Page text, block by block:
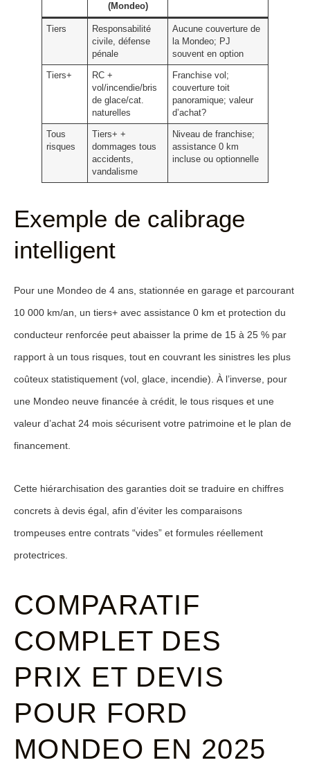
(Mondeo)
Tiers
Responsabilité
civile, défense
pénale
Aucune couverture de
la Mondeo; PJ
souvent en option
Tiers+
RC +
vol/incendie/bris
de glace/cat.
naturelles
Franchise vol;
couverture toit
panoramique; valeur
d’achat?
Tous
risques
Tiers+ +
dommages tous
accidents,
vandalisme
Niveau de franchise;
assistance 0 km
incluse ou optionnelle
Exemple de calibrage
intelligent
Pour une Mondeo de 4 ans, stationnée en garage et parcourant
10 000 km/an, un tiers+ avec assistance 0 km et protection du
conducteur renforcée peut abaisser la prime de 15 à 25 % par
rapport à un tous risques, tout en couvrant les sinistres les plus
coûteux statistiquement (vol, glace, incendie). À l’inverse, pour
une Mondeo neuve financée à crédit, le tous risques et une
valeur d’achat 24 mois sécurisent votre patrimoine et le plan de
financement.
Cette hiérarchisation des garanties doit se traduire en chiffres
concrets à devis égal, afin d’éviter les comparaisons
trompeuses entre contrats “vides” et formules réellement
protectrices.
COMPARATIF
COMPLET DES
PRIX ET DEVIS
POUR FORD
MONDEO EN 2025